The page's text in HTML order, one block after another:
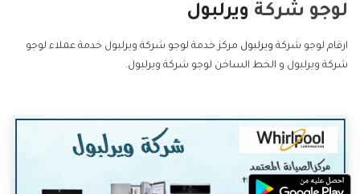
لوجو شركة ويرلبول
ارقام لوجو شركة ويرلبول مركز خدمة لوجو شركة ويرلبول خدمة عملاء لوجو
شركة ويرلبول و الخط الساخن لوجو شركة ويرلبول.